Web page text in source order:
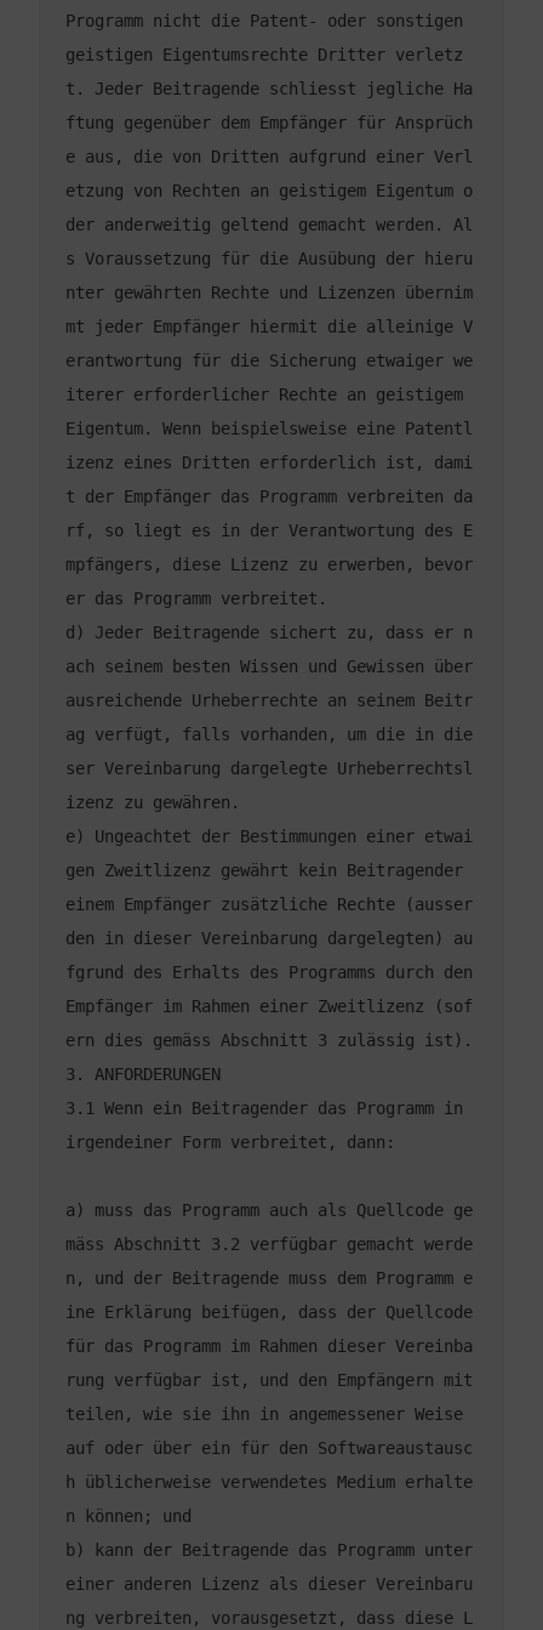
Programm nicht die Patent- oder sonstigen
geistigen Eigentumsrechte Dritter verletz
t. Jeder Beitragende schliesst jegliche Ha
ftung gegenüber dem Empfänger für Ansprüch
e aus, die von Dritten aufgrund einer Verl
etzung von Rechten an geistigem Eigentum o
der anderweitig geltend gemacht werden. Al
s Voraussetzung für die Ausübung der hieru
nter gewährten Rechte und Lizenzen übernim
mt jeder Empfänger hiermit die alleinige V
erantwortung für die Sicherung etwaiger we
iterer erforderlicher Rechte an geistigem
Eigentum. Wenn beispielsweise eine Patentl
izenz eines Dritten erforderlich ist, dami
t der Empfänger das Programm verbreiten da
rf, so liegt es in der Verantwortung des E
mpfängers, diese Lizenz zu erwerben, bevor
d) Jeder Beitragende sichert zu, dass er n
ach seinem besten Wissen und Gewissen über
ausreichende Urheberrechte an seinem Beitr
ag verfügt, falls vorhanden, um die in die
ser Vereinbarung dargelegte Urheberrechtsl
e) Ungeachtet der Bestimmungen einer etwai
gen Zweitlizenz gewährt kein Beitragender
einem Empfänger zusätzliche Rechte (ausser
den in dieser Vereinbarung dargelegten) au
fgrund des Erhalts des Programms durch den
Empfänger im Rahmen einer Zweitlizenz (sof
3.1 Wenn ein Beitragender das Programm in
a) muss das Programm auch als Quellcode ge
mäss Abschnitt 3.2 verfügbar gemacht werde
n, und der Beitragende muss dem Programm e
ine Erklärung beifügen, dass der Quellcode
für das Programm im Rahmen dieser Vereinba
rung verfügbar ist, und den Empfängern mit
teilen, wie sie ihn in angemessener Weise
auf oder über ein für den Softwareaustausc
h üblicherweise verwendetes Medium erhalte
b) kann der Beitragende das Programm unter
einer anderen Lizenz als dieser Vereinbaru
ng verbreiten, vorausgesetzt, dass diese L